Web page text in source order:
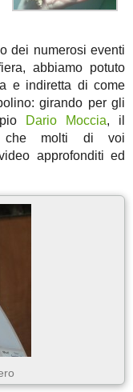
dei numerosi eventi
abbiamo potuto
e indiretta di come
girando per gli
Dario Moccia, il
che molti di voi
approfonditi ed